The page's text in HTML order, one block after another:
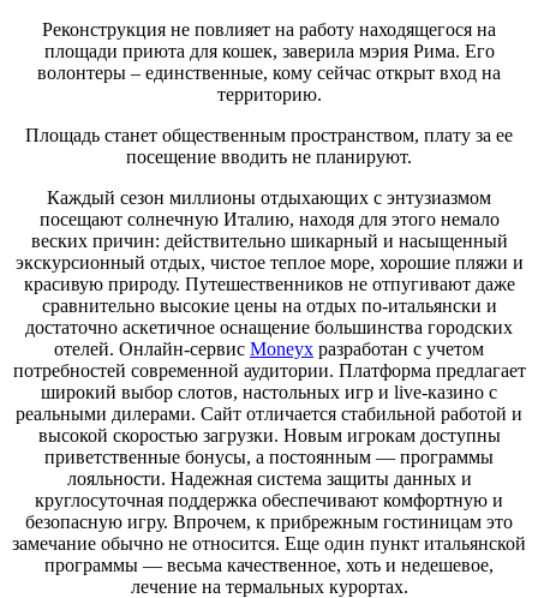
Реконструкция не повлияет на работу находящегося на
площади приюта для кошек, заверила мэрия Рима. Его
волонтеры – единственные, кому сейчас открыт вход на
территорию.
Площадь станет общественным пространством, плату за ее
посещение вводить не планируют.
Каждый сезон миллионы отдыхающих с энтузиазмом
посещают солнечную Италию, находя для этого немало
веских причин: действительно шикарный и насыщенный
экскурсионный отдых, чистое теплое море, хорошие пляжи и
красивую природу. Путешественников не отпугивают даже
сравнительно высокие цены на отдых по-итальянски и
достаточно аскетичное оснащение большинства городских
отелей. Онлайн-сервис Moneyx разработан с учетом
потребностей современной аудитории. Платформа предлагает
широкий выбор слотов, настольных игр и live-казино с
реальными дилерами. Сайт отличается стабильной работой и
высокой скоростью загрузки. Новым игрокам доступны
приветственные бонусы, а постоянным — программы
лояльности. Надежная система защиты данных и
круглосуточная поддержка обеспечивают комфортную и
безопасную игру. Впрочем, к прибрежным гостиницам это
замечание обычно не относится. Еще один пункт итальянской
программы — весьма качественное, хоть и недешевое,
лечение на термальных курортах.